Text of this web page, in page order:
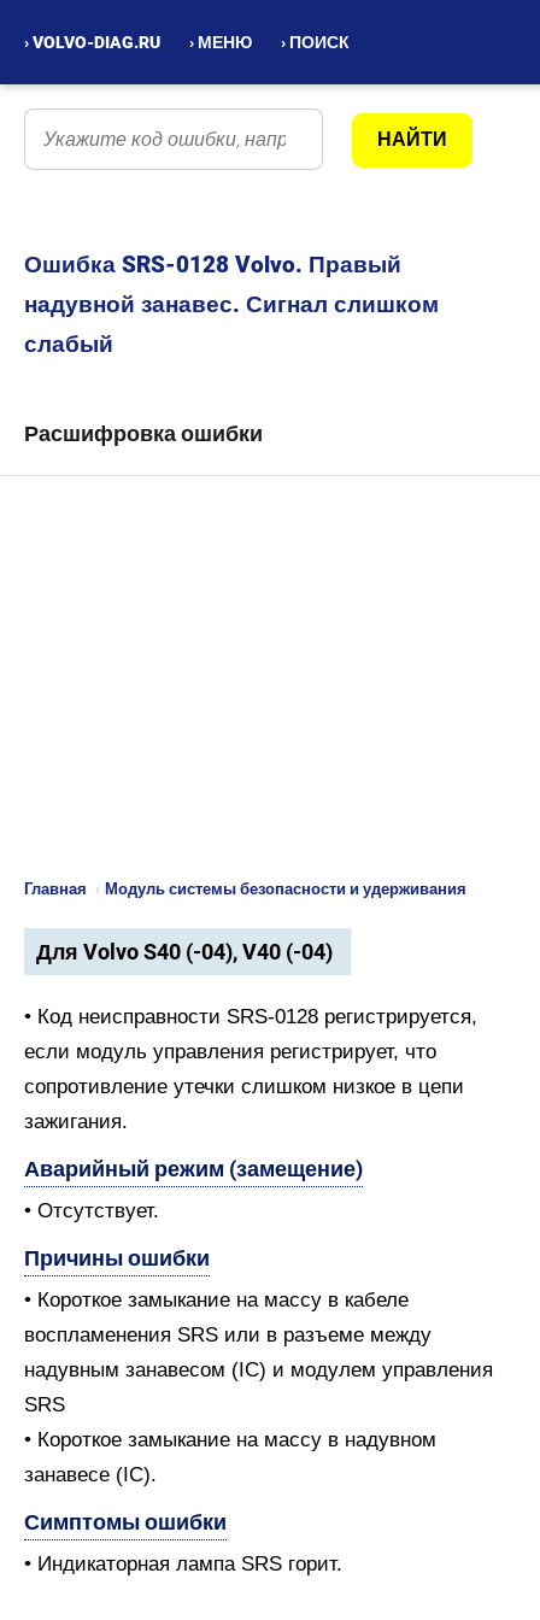
› VOLVO-DIAG.RU › МЕНЮ › ПОИСК
Ошибка SRS-0128 Volvo. Правый
надувной занавес. Сигнал слишком
слабый
Расшифровка ошибки
Главная › Модуль системы безопасности и удерживания
Для Volvo S40 (-04), V40 (-04)
• Код неисправности SRS-0128 регистрируется,
если модуль управления регистрирует, что
сопротивление утечки слишком низкое в цепи
зажигания.
Аварийный режим (замещение)
• Отсутствует.
Причины ошибки
• Короткое замыкание на массу в кабеле
воспламенения SRS или в разъеме между
надувным занавесом (IC) и модулем управления
SRS
• Короткое замыкание на массу в надувном
занавесе (IC).
Симптомы ошибки
• Индикаторная лампа SRS горит.